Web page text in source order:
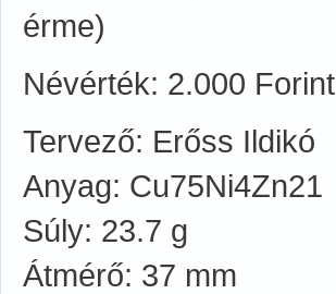
érme)
Névérték: 2.000 Forint
Tervező: Erőss Ildikó
Anyag: Cu75Ni4Zn21
Súly: 23.7 g
Átmérő: 37 mm